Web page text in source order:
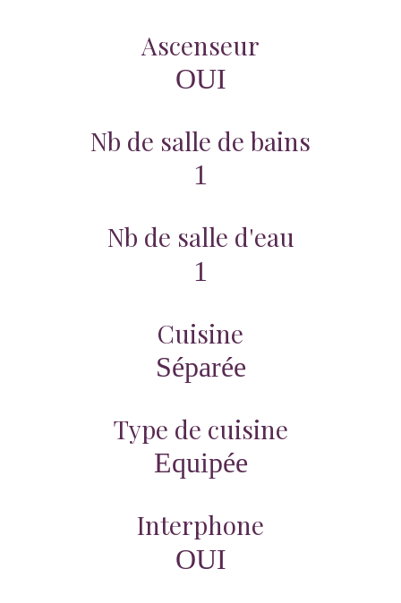
Ascenseur
OUI
Nb de salle de bains
1
Nb de salle d'eau
1
Cuisine
Séparée
Type de cuisine
Equipée
Interphone
OUI